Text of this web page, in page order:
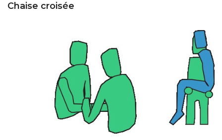
Chaise croisée